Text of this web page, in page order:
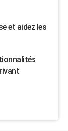
et aidez les